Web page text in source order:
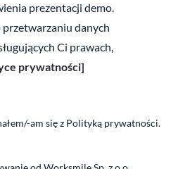
prezentacji demo.
przetwarzaniu danych
Ci prawach,
prywatności]
am się z Polityką prywatności.